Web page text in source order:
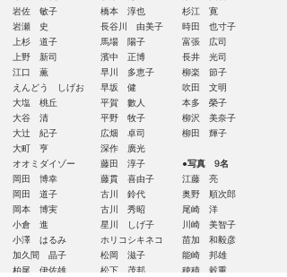
岩佐 敏子
岩瀬 史
上杉 道子
上野 新司
江口 薫
えんどう しげお
大塩 桃丘
大谷 清
大辻 紀子
大町 亨
オオミダイゾー
岡田 博幸
岡田 道子
岡本 博実
小倉 進
小澤 はるみ
加久間 晶子
柏尾 伊佐雄
橋本 淳也
長谷川 由美子
馬場 陽子
濱中 正博
早川 多恵子
早坂 健
平賀 數人
平野 牧子
広畑 卓司
深作 廣光
藤田 淳子
藤貫 喜由子
古川 鈴代
古川 秀昭
星川 しげ子
ホリコシキネコ
松岡 滋子
松下 茂邦
杉江 寛
時田 也寸子
富張 広司
長井 光司
柳楽 節子
吹田 文明
本多 榮子
柳沢 美奈子
柳田 輝子
●写真 9名
江藤 亮
奥野 順次郎
尾崎 洋
川崎 美智子
苗加 和毅彦
能崎 邦雄
穂積 穀重